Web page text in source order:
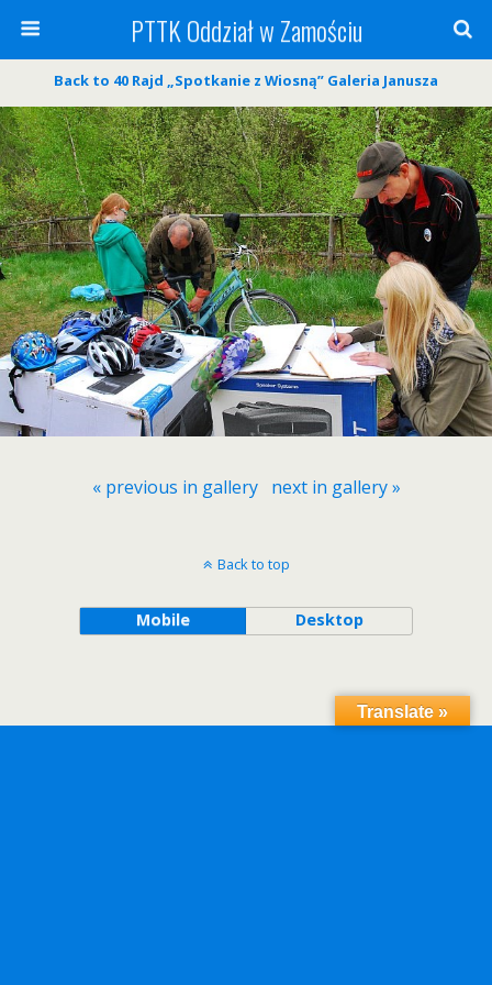
PTTK Oddział w Zamościu
Back to 40 Rajd „Spotkanie z Wiosną” Galeria Janusza
« previous in gallery next in gallery »
Back to top
Mobile Desktop
Translate »